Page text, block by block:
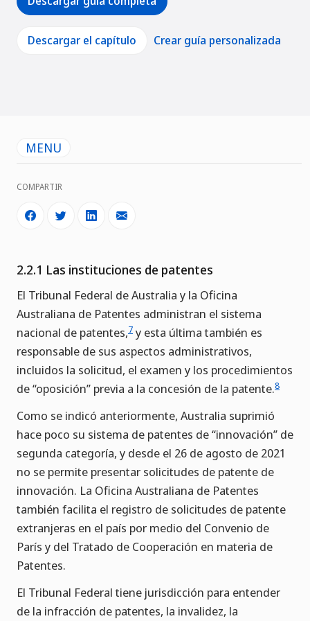
Descargar el capítulo Crear guía personalizada
MENU
COMPARTIR
2.2.1 Las instituciones de patentes
El Tribunal Federal de Australia y la Oficina
Australiana de Patentes administran el sistema
nacional de patentes,7 y esta última también es
responsable de sus aspectos administrativos,
incluidos la solicitud, el examen y los procedimientos
de “oposición” previa a la concesión de la patente.8
Como se indicó anteriormente, Australia suprimió
hace poco su sistema de patentes de “innovación” de
segunda categoría, y desde el 26 de agosto de 2021
no se permite presentar solicitudes de patente de
innovación. La Oficina Australiana de Patentes
también facilita el registro de solicitudes de patente
extranjeras en el país por medio del Convenio de
París y del Tratado de Cooperación en materia de
Patentes.
El Tribunal Federal tiene jurisdicción para entender
de la infracción de patentes, la invalidez, la